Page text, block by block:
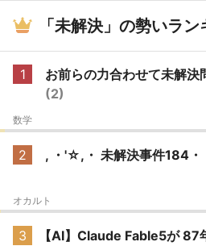
「未解決」の勢いラン
1
お前らの力合わせて未解
(2)
数学
2 , ・'☆,・ 未解決事件184
オカルト
3
【AI】Claude Fable5が 87